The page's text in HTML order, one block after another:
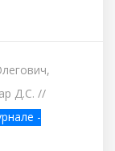
Д.С. //
-